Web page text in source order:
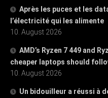
Après les puces et les
l’électricité qui les alimente
10. August 2026
AMD’s Ryzen 7 449 and
cheaper laptops should
10. August 2026
Un bidouilleur a réussi à